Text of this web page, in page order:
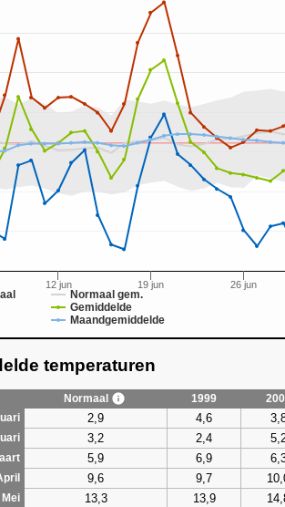
Normaal gem.
Gemiddelde
Maandgemiddelde
12 jun 19 jun 26 jun
temperaturen
Normaal 1999
2,9 4,6
3,2 2,4
5,9 6,9
9,6 9,7
Mei 13,3 13,9